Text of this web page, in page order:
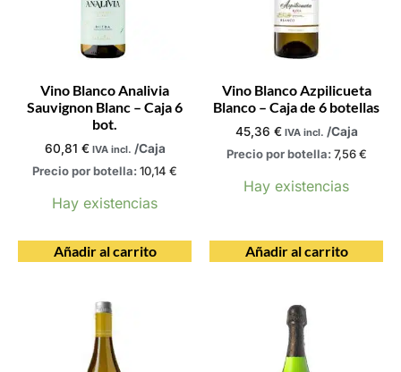
Vino Blanco Analivia
Sauvignon Blanc – Caja 6
bot.
60,81 € IVA incl. /Caja
Precio por botella: 10,14 €
Hay existencias
Añadir al carrito
Vino Blanco Azpilicueta
Blanco – Caja de 6 botellas
45,36 € IVA incl. /Caja
Precio por botella: 7,56€
Hay existencias
Añadir al carrito